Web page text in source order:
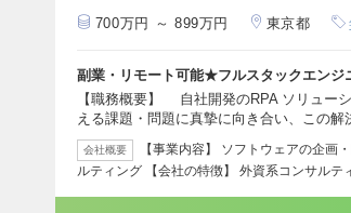
700万円 ～ 899万円 東京都
副業・リモート可能★フルスタックエンジ
【職務概要】 自社開発のRPA ソリュー
える課題・問題に真摯に向き合い、この
会社概要
【事業内容】 ソフトウェアの企画
ルティング 【会社の特徴】 外資系コンサル